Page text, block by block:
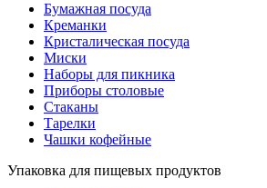
Бумажная посуда
Креманки
Кристалическая посуда
Миски
Наборы для пикника
Приборы столовые
Стаканы
Тарелки
Чашки кофейные
Упаковка для пищевых продуктов